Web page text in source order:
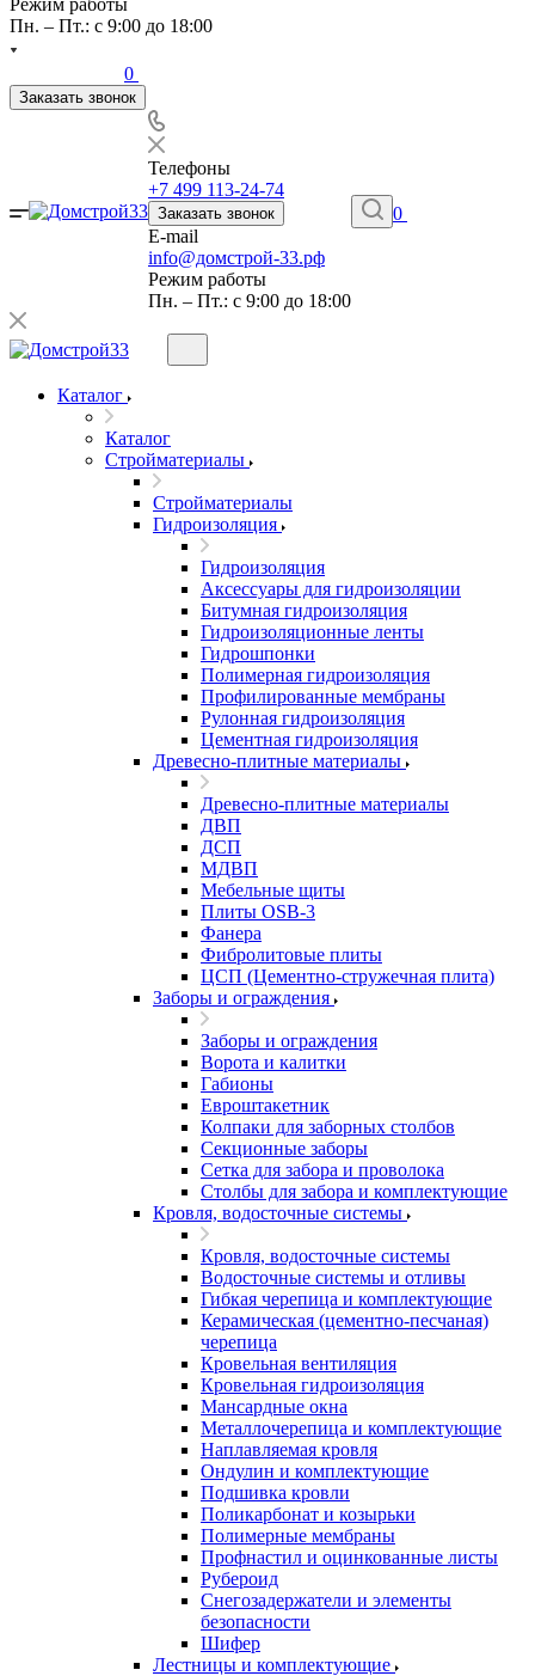
Режим работы
Пн. – Пт.: с 9:00 до 18:00
0
Заказать звонок
Телефоны
+7 499 113-24-74
Заказать звонок
E-mail
info@домстрой-33.рф
Режим работы
Пн. – Пт.: с 9:00 до 18:00
0
Каталог
Каталог
Стройматериалы
Стройматериалы
Гидроизоляция
Гидроизоляция
Аксессуары для гидроизоляции
Битумная гидроизоляция
Гидроизоляционные ленты
Гидрошпонки
Полимерная гидроизоляция
Профилированные мембраны
Рулонная гидроизоляция
Цементная гидроизоляция
Древесно-плитные материалы
Древесно-плитные материалы
ДВП
ДСП
МДВП
Мебельные щиты
Плиты OSB-3
Фанера
Фибролитовые плиты
ЦСП (Цементно-стружечная плита)
Заборы и ограждения
Заборы и ограждения
Ворота и калитки
Габионы
Евроштакетник
Колпаки для заборных столбов
Секционные заборы
Сетка для забора и проволока
Столбы для забора и комплектующие
Кровля, водосточные системы
Кровля, водосточные системы
Водосточные системы и отливы
Гибкая черепица и комплектующие
Керамическая (цементно-песчаная)
черепица
Кровельная вентиляция
Кровельная гидроизоляция
Мансардные окна
Металлочерепица и комплектующие
Наплавляемая кровля
Ондулин и комплектующие
Подшивка кровли
Поликарбонат и козырьки
Полимерные мембраны
Профнастил и оцинкованные листы
Рубероид
Снегозадержатели и элементы
безопасности
Шифер
Лестницы и комплектующие